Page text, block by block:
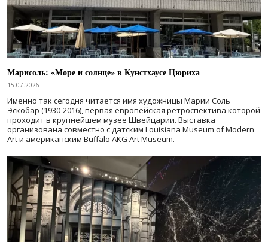
Марисоль: «Море и солнце» в Кунстхаусе Цюриха
15.07.2026
Именно так сегодня читается имя художницы Марии Соль
Эскобар (1930-2016), первая европейская ретроспектива которой
проходит в крупнейшем музее Швейцарии. Выставка
организована совместно с датским Louisiana Museum of Modern
Art и американским Buffalo AKG Art Museum.